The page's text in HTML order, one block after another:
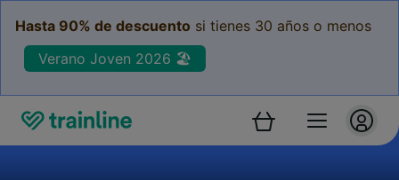
Hasta 90% de descuento si tienes 30 años o menos
Verano Joven 2026 🏖️